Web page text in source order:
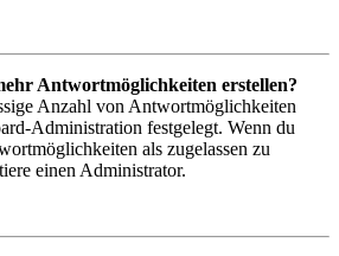
Antwortmöglichkeiten erstellen?
Anzahl von Antwortmöglichkeiten
Administration festgelegt. Wenn du
als zugelassen zu
einen Administrator.